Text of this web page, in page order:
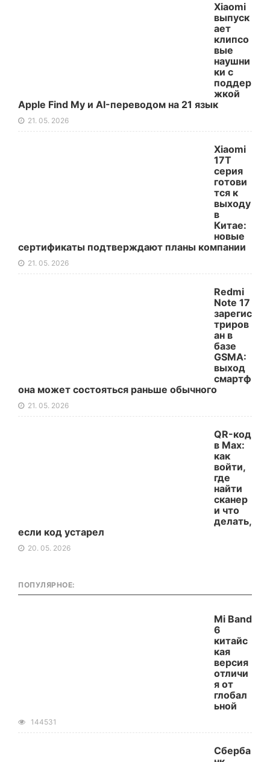
Xiaomi
выпуск
ает
клипсо
вые
наушни
ки с
поддер
жкой
Apple Find My и AI-переводом на 21 язык
21. 05. 2026
Xiaomi
17T
серия
готови
тся к
выходу
в
Китае:
новые
сертификаты подтверждают планы компании
21. 05. 2026
Redmi
Note 17
зарегис
триров
ан в
базе
GSMA:
выход
смартф
она может состояться раньше обычного
21. 05. 2026
QR-код
в Max:
как
войти,
где
найти
сканер
и что
делать,
если код устарел
20. 05. 2026
ПОПУЛЯРНОЕ:
Mi Band
6
китайс
кая
версия
отличи
я от
глобал
ьной
144531
Сберба